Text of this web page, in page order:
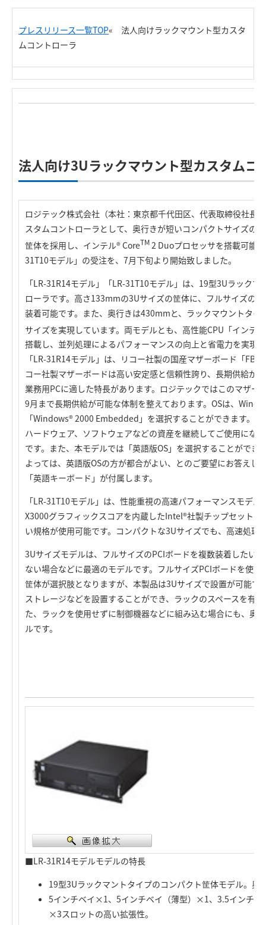
プレスリリース一覧TOP« 法人向けラックマウント型カスタ
ムコントローラ
法人向け3Uラックマウント型カスタムコ
ロジテック株式会社（本社：東京都千代田区、代表取締役社長
スタムコントローラとして、奥行きが短いコンパクトサイズの
筐体を採用し、インテル® CoreTM2 Duoプロセッサを搭載可能
31T10モデル」の受注を、7月下旬より開始致しました。
「LR-31R14モデル」「LR-31T10モデル」は、19型3Uラック
ローラです。高さ133mmの3Uサイズの筐体に、フルサイズの
装着可能です。また、奥行きは430mmと、ラックマウントタイ
サイズを実現しています。両モデルとも、高性能CPU「インテ
搭載し、並列処理によるパフォーマンスの向上と省電力を実現
「LR-31R14モデル」は、リコー社製の国産マザーボード「
コー社製マザーボードは高い安定感と信頼性誇り、長期供給が
業務用PCに適した特長があります。ロジテックではこのマザー
9月まで長期供給が可能な体制を整えております。OSは、
「Windows® 2000 Embedded」を選択することができます。
ハードウェア、ソフトウェアなどの資産を継続してご使用にな
です。また、本モデルでは「英語版OS」を選択することができ
よっては、英語版OSの方が都合がよい、とのご要望にお答えし
「英語キーボード」が付属します。
「LR-31T10モデル」は、性能重視の高速パフォーマンスモデ
X3000グラフィックスコアを内蔵したIntel®社製チップセット「
い規格が使用可能です。コンパクトな3Uサイズでも、高速処理
3Uサイズモデルは、フルサイズのPCIボードを複数装着したい
ない場合などに最適のモデルです。フルサイズPCIボードを使
筐体が選択肢となりますが、本製品は3Uサイズで設置が可能で
ストレージなどを設置することができ、ラックのスペースを有
た、ラックを使用せずに制御機器などに組み込む場合にも、奥
ルです。
■LR-31R14モデルモデルの特長
19型3Uラックマントタイプのコンパクト筐体モデル。
5インチベイ×1、5インチベイ（薄型）×1、3.5インチ
×3スロットの高い拡張性。